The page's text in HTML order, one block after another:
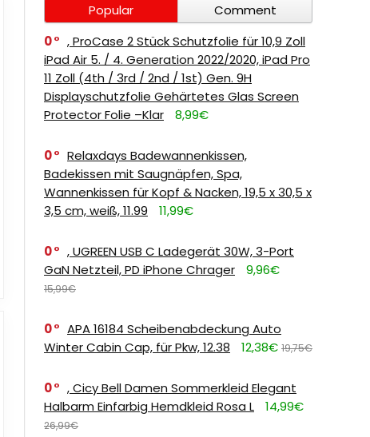
Popular
Comment
0
, ProCase 2 Stück Schutzfolie für 10,9 Zoll
iPad Air 5. / 4. Generation 2022/2020, iPad Pro
11 Zoll (4th / 3rd / 2nd / 1st) Gen. 9H
Displayschutzfolie Gehärtetes Glas Screen
Protector Folie –Klar
8,99€
0
Relaxdays Badewannenkissen,
Badekissen mit Saugnäpfen, Spa,
Wannenkissen für Kopf & Nacken, 19,5 x 30,5 x
3,5 cm, weiß, 11.99
11,99€
0
, UGREEN USB C Ladegerät 30W, 3-Port
GaN Netzteil, PD iPhone Chrager
9,96€
15,99€
0
APA 16184 Scheibenabdeckung Auto
Winter Cabin Cap, für Pkw, 12.38
12,38€ 19,75€
0
, Cicy Bell Damen Sommerkleid Elegant
Halbarm Einfarbig Hemdkleid Rosa L
14,99€
26,99€